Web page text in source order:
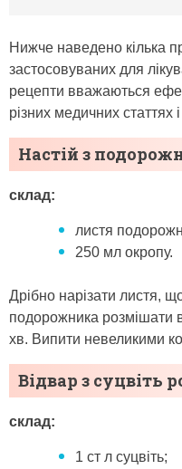
Нижче наведено кілька
застосовуваних для
рецепти вважаються
різних медичних статтях
Настій з
склад:
листя
250 мл окропу.
Дрібно нарізати листя,
подорожника розмішати
хв. Випити невеликими
Відвар з суцвіть
склад:
1 ст л суцвіть;